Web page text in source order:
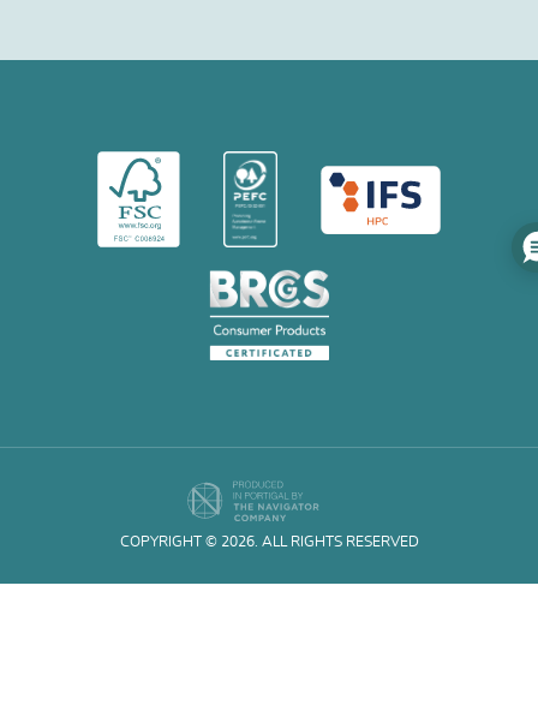
COPYRIGHT © 2026. ALL RIGHTS RESERVED